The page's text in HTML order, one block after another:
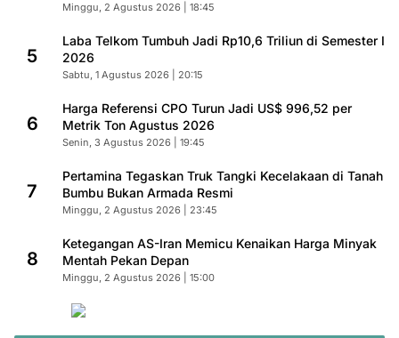
Minggu, 2 Agustus 2026 | 18:45
5
Laba Telkom Tumbuh Jadi Rp10,6 Triliun di Semester I
2026
Sabtu, 1 Agustus 2026 | 20:15
6
Harga Referensi CPO Turun Jadi US$ 996,52 per
Metrik Ton Agustus 2026
Senin, 3 Agustus 2026 | 19:45
7
Pertamina Tegaskan Truk Tangki Kecelakaan di Tanah
Bumbu Bukan Armada Resmi
Minggu, 2 Agustus 2026 | 23:45
8
Ketegangan AS-Iran Memicu Kenaikan Harga Minyak
Mentah Pekan Depan
Minggu, 2 Agustus 2026 | 15:00